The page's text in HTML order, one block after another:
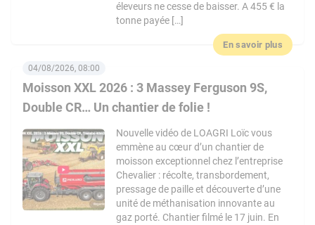
éleveurs ne cesse de baisser. A 455 € la
tonne payée […]
En savoir plus
Moisson XXL 2026 : 3 Massey Ferguson 9S,
Double CR… Un chantier de folie !
04/08/2026, 08:00
Nouvelle vidéo de LOAGRI Loïc vous
emmène au cœur d’un chantier de
moisson exceptionnel chez l’entreprise
Chevalier : récolte, transbordement,
pressage de paille et découverte d’une
unité de méthanisation innovante au
gaz porté. Chantier filmé le 17 juin. En